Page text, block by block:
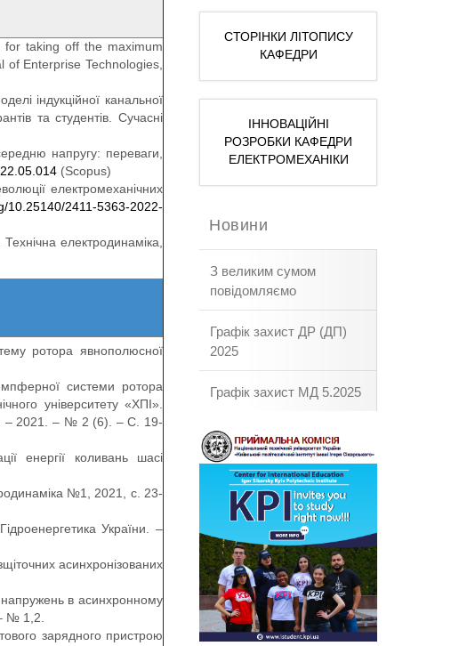
СТОРІНКИ ЛІТОПИСУ
КАФЕДРИ
ІННОВАЦІЙНІ
РОЗРОБКИ КАФЕДРИ
ЕЛЕКТРОМЕХАНІКИ
Новини
З великим сумом
повідомляємо
Графік захист ДР (ДП)
2025
Графік захист МД 5.2025
for taking off the maximum
of Enterprise Technologies,
індукційної канальної
та студентів. Сучасні
напругу: переваги,
(Scopus)
електромеханічних
10.25140/2411-5363-2022-
електродинаміка,
ротора явнополюсної
системи ротора
університету «ХПІ».
– 2021. – № 2 (6). – С. 19-
енергії коливань шасі
№1, 2021, с. 23-
України. –
асинхронізованих
в асинхронному
– № 1,2.
зарядного пристрою